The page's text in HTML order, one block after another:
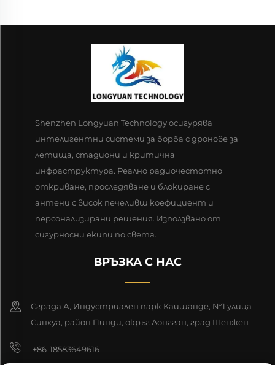
Shenzhen Longyuan Technology осигурява
интелигентни системи за борба с дронове за
летища, стадиони и критична
инфраструктура. Реално радиочестотно
откриване, проследяване и блокиране с
антени с висок печеливш коефициент и
персонализирани решения. Използвано от
сигурносни екипи по света.
ВРЪЗКА С НАС
Сграда А, Индустриален парк Каишанде, №1 улица
Синхуа, район Пинди, окръг Лонгган, град Шенжен
+86-18583649616